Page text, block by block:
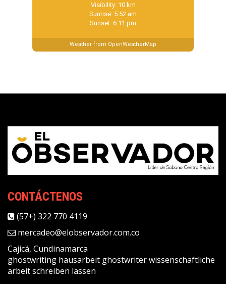
Visibility: 10 km
Sunrise: 5:52 am
Sunset: 6:11 pm
Weather from OpenWeatherMap
CONTÁCTENOS
(57+) 322 770 4119
mercadeo@elobservador.com.co
Cajicá, Cundinamarca
ghostwriting hausarbeit ghostwriterwissenschaftliche
arbeit schreiben lassen